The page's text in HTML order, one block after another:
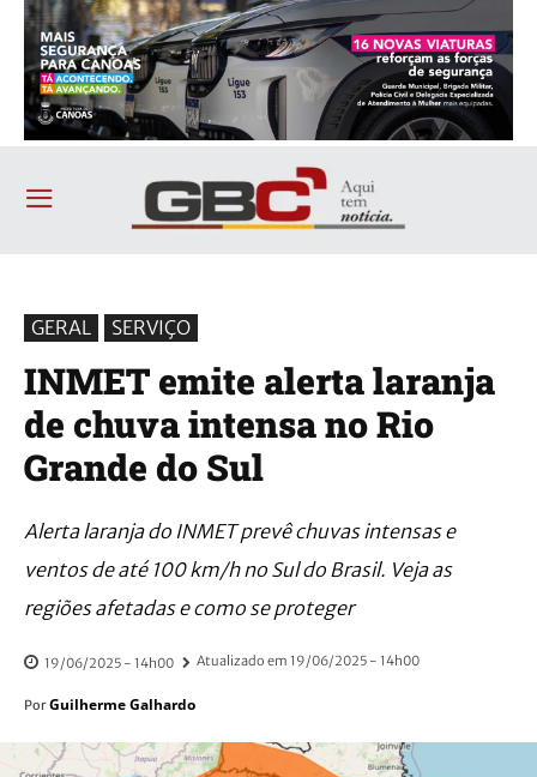
GERAL SERVIÇO
INMET emite alerta laranja
de chuva intensa no Rio
Grande do Sul
Alerta laranja do INMET prevê chuvas intensas e
ventos de até 100 km/h no Sul do Brasil. Veja as
regiões afetadas e como se proteger
19/06/2025 - 14h00 Atualizado em 19/06/2025 - 14h00
Por Guilherme Galhardo